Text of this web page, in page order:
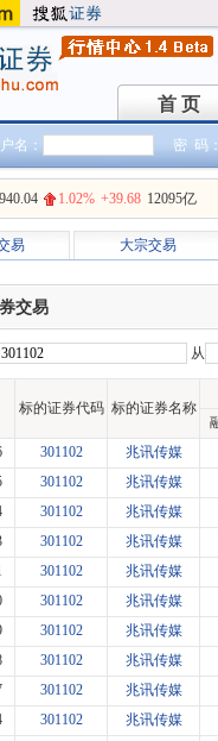
首 页
首 页
名： 密 码：
1.02% +39.68 12095亿
易 大宗交易
交易
从
标的证券代码 标的证券名称
301102 兆讯传媒
301102 兆讯传媒
301102 兆讯传媒
301102 兆讯传媒
301102 兆讯传媒
301102 兆讯传媒
301102 兆讯传媒
301102 兆讯传媒
301102 兆讯传媒
301102 兆讯传媒